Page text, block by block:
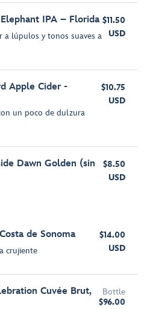
IPA – Florida
a lúpulos y tonos suaves a
$11.50
USD
Apple Cider -
un poco de dulzura
$10.75
USD
Dawn Golden (sin
$8.50
USD
de Sonoma
crujiente
$14.00
USD
Cuvée Brut,
Bottle
$96.00